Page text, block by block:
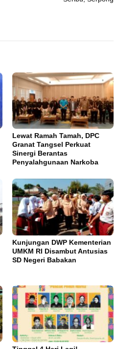
Lewat Ramah Tamah, DPC
Granat Tangsel Perkuat
Sinergi Berantas
Penyalahgunaan Narkoba
Kunjungan DWP Kementerian
UMKM RI Disambut Antusias
SD Negeri Babakan